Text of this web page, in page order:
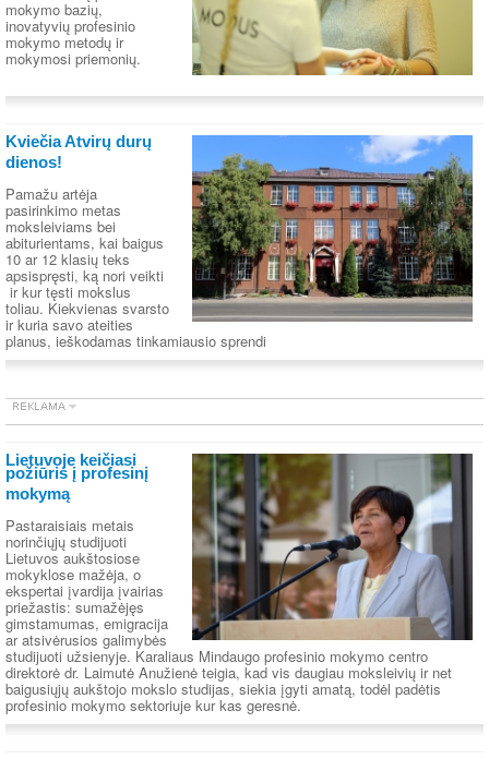
mokymo bazių,
inovatyvių profesinio
mokymo metodų ir
mokymosi priemonių.
Kviečia Atvirų durų
dienos!
Pamažu artėja
pasirinkimo metas
moksleiviams bei
abiturientams, kai baigus
10 ar 12 klasių teks
apsispręsti, ką nori veikti
ir kur tęsti mokslus
toliau. Kiekvienas svarsto
ir kuria savo ateities
planus, ieškodamas tinkamiausio sprendi
Lietuvoje keičiasi
požiūris į profesinį
mokymą
Pastaraisiais metais
norinčiųjų studijuoti
Lietuvos aukštosiose
mokyklose mažėja, o
ekspertai įvardija įvairias
priežastis: sumažėjęs
gimstamumas, emigracija
ar atsivėrusios galimybės
studijuoti užsienyje. Karaliaus Mindaugo profesinio mokymo centro
direktorė dr. Laimutė Anužienė teigia, kad vis daugiau moksleivių ir net
baigusiųjų aukštojo mokslo studijas, siekia įgyti amatą, todėl padėtis
profesinio mokymo sektoriuje kur kas geresnė.